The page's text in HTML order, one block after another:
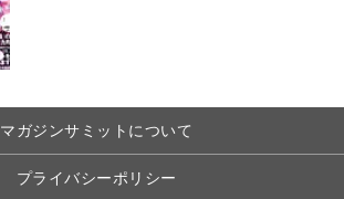
マガジンサミットについて
プライバシーポリシー